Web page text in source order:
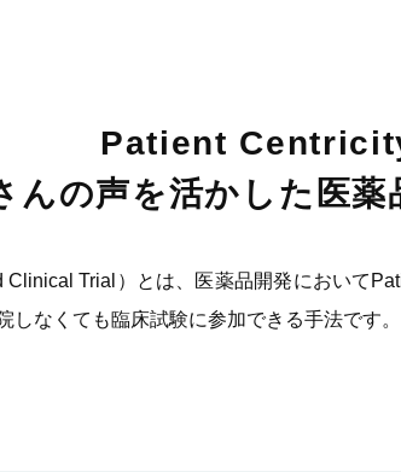
Patient
んの声を活かした医薬
Trial）とは、医薬品開発において
なくても臨床試験に参加できる手法です。